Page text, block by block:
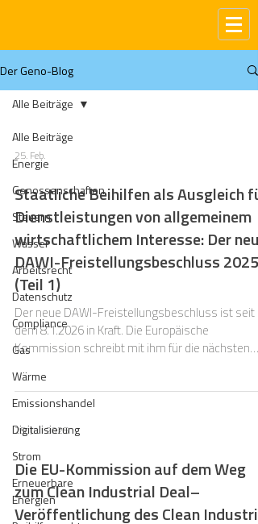
Der Geno-Blog
Alle Beiträge
Energie
Genossenschaften
Steuern
Wasser
Arbeitsrecht
Datenschutz
Compliance
Gas
Wärme
Emissionshandel
Digitalisierung
Strom
Erneuerbare
Energien
Alle Beiträge
25. Feb.
Staatliche Beihilfen als Ausgleich für
Dienstleistungen von allgemeinem
wirtschaftlichem Interesse: Der neue
DAWI-Freistellungsbeschluss 2025
(Teil 1)
Der neue DAWI-Freistellungsbeschluss ist seit
dem 8.1.2026 in Kraft. Die Europäische
Kommission schreibt mit ihm für die nächsten
Ausgleich für welche Dienstleistungen von
allgemeinem wirtschaftlichem Interesse (DAWI)
AEUV freigestellt sind und somit keiner
Genehmigung der Kommission bedürfen. Der
Beschluss ist nicht befristet. Da der
vorangegangene DAWI-Freistellungsbeschl
25. Juli 2025
Die EU-Kommission auf dem Weg
zum Clean Industrial Deal–
Veröffentlichung des Clean Industrial